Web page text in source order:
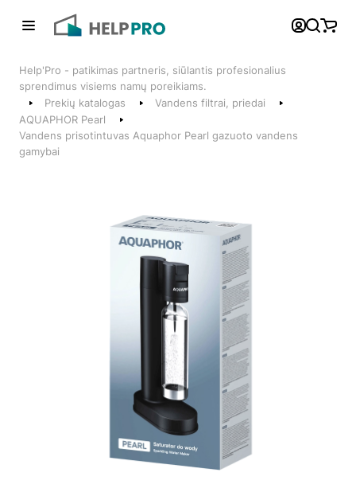
Telefonai
+370 600 74008
Klientų aptarnavimo skyrius
Help'Pro - patikimas partneris, siūlantis profesionalius
sprendimus visiems namų poreikiams.
Prekių katalogas
Vandens filtrai, priedai
AQUAPHOR Pearl
Vandens prisotintuvas Aquaphor Pearl gazuoto vandens
gamybai